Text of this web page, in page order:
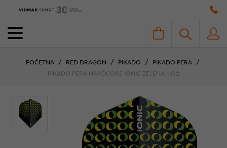
POČETNA RED DRAGON PIKADO
PIKADO PERA
PIKADO PERA HARDCORE IONIC ZELENA NO2